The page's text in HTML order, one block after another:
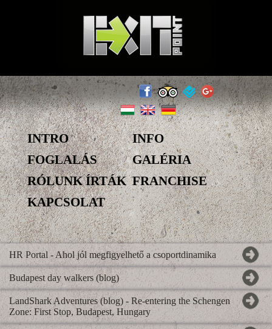
INTRO
INFO
FOGLALÁS
GALÉRIA
RÓLUNK ÍRTÁK FRANCHISE
KAPCSOLAT
HR Portal - Ahol jól megfigyelhető a csoportdinamika
Budapest day walkers (blog)
LandShark Adventures (blog) - Re-entering the Schengen
Zone: First Stop, Budapest, Hungary